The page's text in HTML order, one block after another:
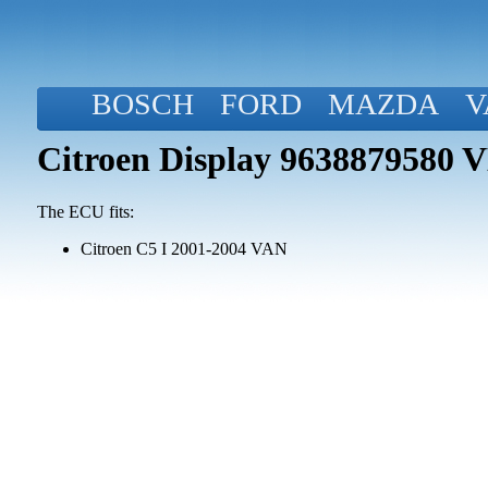
BOSCH FORD MAZDA
Citroen Display 9638879580
The ECU fits:
Citroen C5 I 2001-2004 VAN